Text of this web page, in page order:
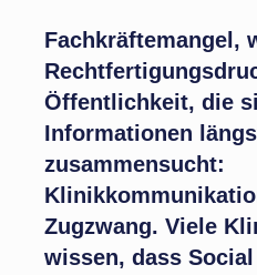
Fachkräftemangel,
Öffentlichkeit, die
Informationen
zusammensucht:
Zugzwang. Viele
wissen, dass